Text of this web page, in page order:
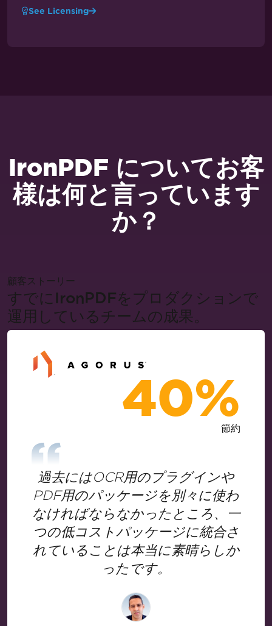
See Licensing
IronPDF についてお客
様は何と言っています
か？
顧客ストーリー
すでにIronPDFをプロダクションで
運用しているチームの成果。
40%
節約
過去にはOCR用のプラグインや
PDF用のパッケージを別々に使わ
なければならなかったところ、一
つの低コストパッケージに統合さ
れていることは本当に素晴らしか
ったです。